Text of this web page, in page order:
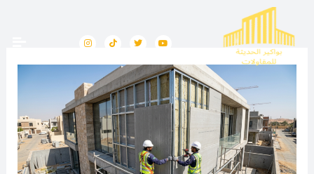
المحتوى
Y
o
t
u
b
e
T
w
t
t
e
r
T
i
t
o
k
I
n
t
g
r
a
m